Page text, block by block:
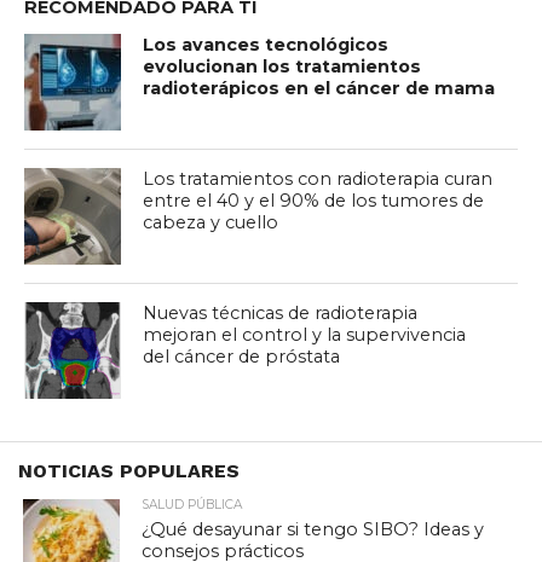
RECOMENDADO PARA TI
Los avances tecnológicos
evolucionan los tratamientos
radioterápicos en el cáncer de mama
Los tratamientos con radioterapia curan
entre el 40 y el 90% de los tumores de
cabeza y cuello
Nuevas técnicas de radioterapia
mejoran el control y la supervivencia
del cáncer de próstata
NOTICIAS POPULARES
SALUD PÚBLICA
¿Qué desayunar si tengo SIBO? Ideas y
consejos prácticos